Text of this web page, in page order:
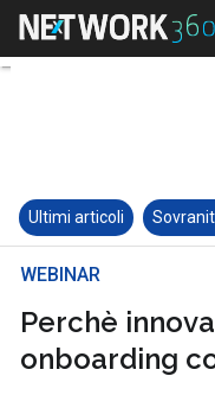
Ultimi articoli
WEBINAR
Perchè
onboarding